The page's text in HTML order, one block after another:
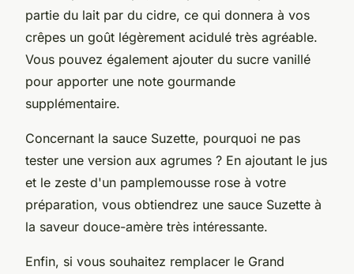
partie du lait par du cidre, ce qui donnera à vos
crêpes un goût légèrement acidulé très agréable.
Vous pouvez également ajouter du sucre vanillé
pour apporter une note gourmande
supplémentaire.
Concernant la sauce Suzette, pourquoi ne pas
tester une version aux agrumes ? En ajoutant le jus
et le zeste d'un pamplemousse rose à votre
préparation, vous obtiendrez une sauce Suzette à
la saveur douce-amère très intéressante.
Enfin, si vous souhaitez remplacer le Grand